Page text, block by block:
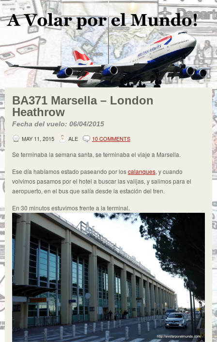
BA371 Marsella – London
Heathrow
Fecha del vuelo: 06/04/2015
MAY 11, 2015
ALE 10 COMMENTS
Se terminaba la semana santa, se terminaba el viaje a Marsella.
Ese día habíamos estado paseando por loscalanques, y cuando
volvimos pasamos por el hotel a buscar las valijas, y salimos para el
aeropuerto, en el bus que salía desde la estación del tren.
En 30 minutos estuvimos frente a la terminal.